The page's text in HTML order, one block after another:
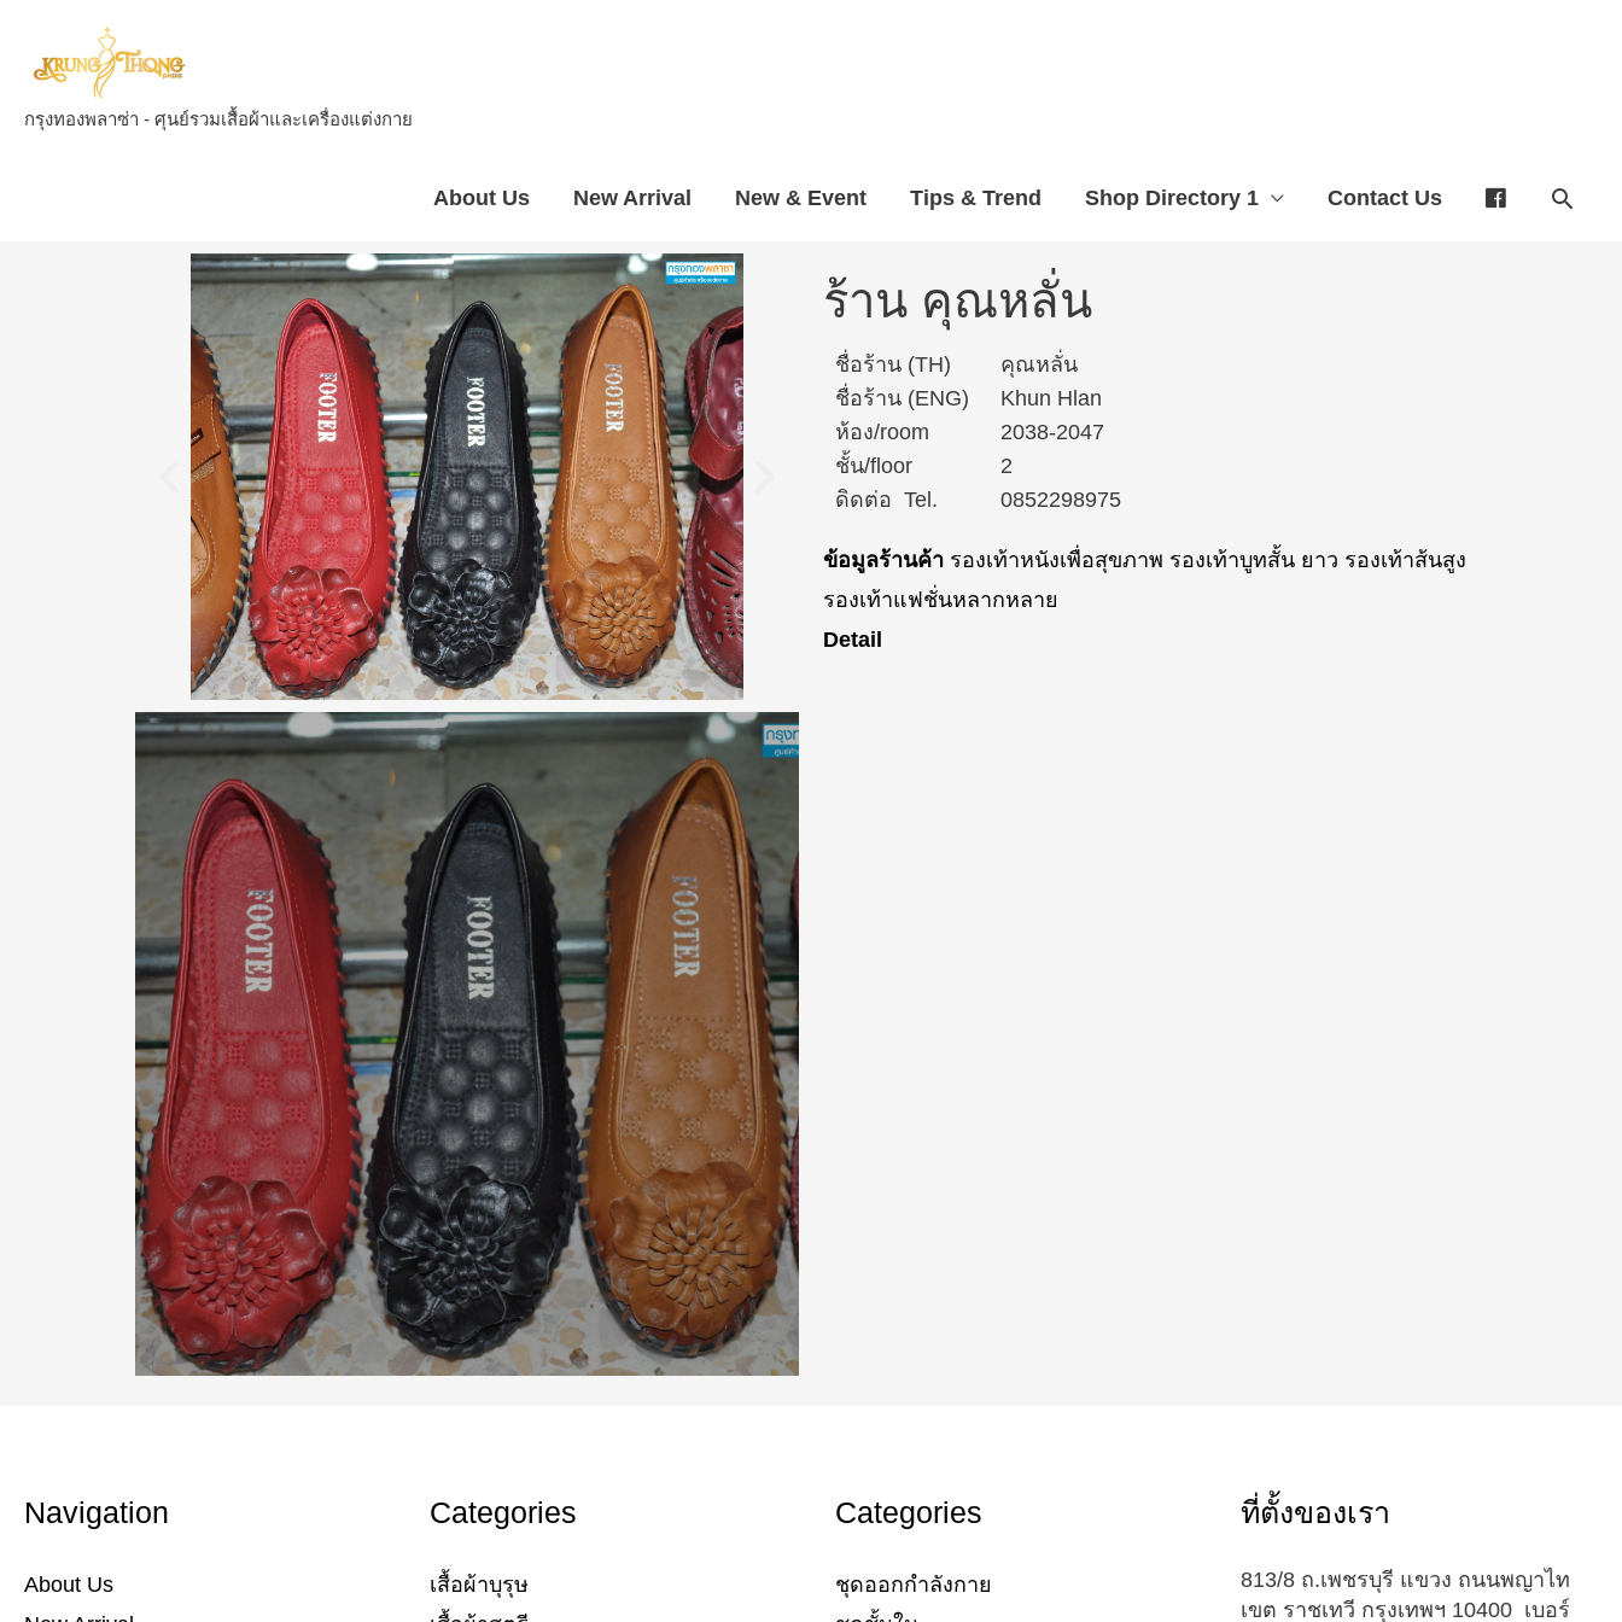
กรุงทองพลาซ่า - ศุนย์รวมเสื้อผ้าและเครื่องแต่งกาย
About Us New Arrival New & Event Tips & Trend Shop Directory 1 Contact Us
ร้าน คุณหลั่น
ชื่อร้าน (TH)
ชื่อร้าน (ENG)
ห้อง/room
ชั้น/floor
ดิดต่อ Tel.
คุณหลั่น
Khun Hlan
2038-2047
2
0852298975
ข้อมูลร้านค้า รองเท้าหนังเพื่อสุขภาพ รองเท้าบูทสั้น ยาว รองเท้าส้นสูง
รองเท้าแฟชั่นหลากหลาย
Detail
Navigation
About Us
Categories
เสื้อผ้าบุรุษ
Categories
ชุดออกกำลังกาย
ที่ตั้งของเรา
813/8 ถ.เพชรบุรี แขวง ถนนพญาไท
เขต ราชเทวี กรุงเทพฯ 10400 เบอร์